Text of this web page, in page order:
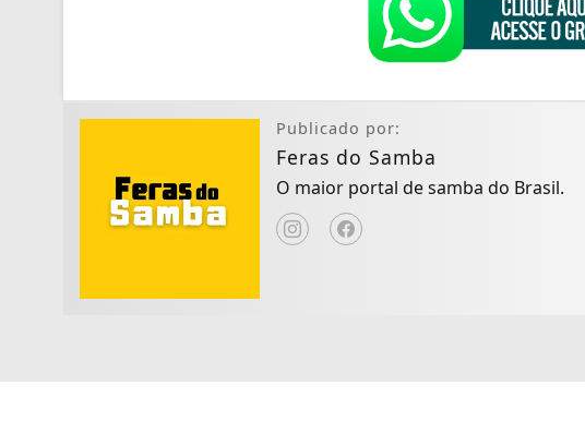
Publicado por:
Feras do Samba
O maior portal de samba do Brasil.